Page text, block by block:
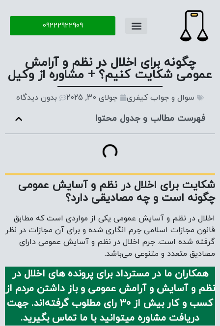
09222922909
چگونه برای اخلال در نظم و آرامش
عمومی شکایت کنیم؟ + مشاوره از وکیل
سوال و جواب کیفری جولای 30, 2025 بدون دیدگاه
فهرست مطالب و جدول محتوا
شکایت برای اخلال در نظم و آسایش عمومی
چگونه است و چه مصادیقی دارد؟
اخلال در نظم و آسایش عمومی یکی از مواردی است که مطابق
قانون مجازات اسلامی جرم انگاری شده و برای آن مجازات در نظر
گرفته شده است. جرم اخلال در نظم و آسایش عمومی دارای
مصادیق متعدد و متنوعی می‌باشد.
همکاران ما در مسترداد برای پرونده های اخلال در
نظم و آسایش و آرامش عمومی و باز داشتن مردم از‌
کسب و کار بیش از 30 رای مطلوب گرفته‌اند. جهت
دریافت مشاوره میتوانید با ما تماس بگیرید.